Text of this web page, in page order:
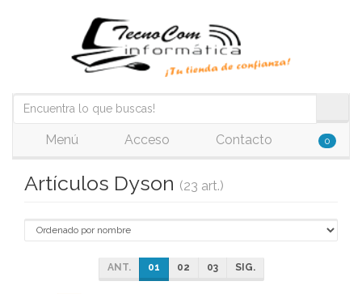
Menú Acceso Contacto 0
Artículos Dyson (23 art.)
ANT. 01 02 03 SIG.